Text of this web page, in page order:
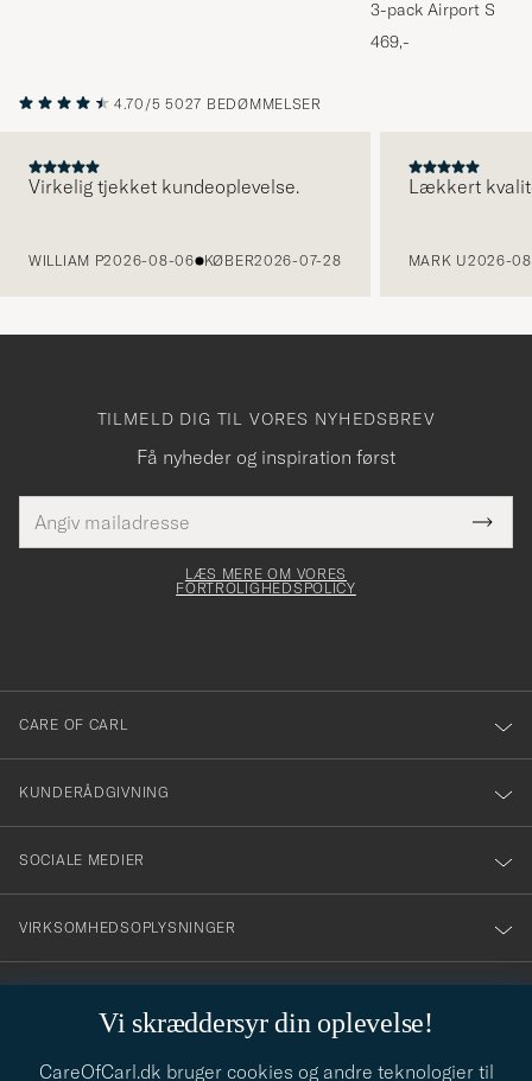
3-pack Airport
Melange
469,-
4.70/5 5027 BEDØMMELSER
Virkelig tjekket kundeoplevelse.
WILLIAM P2026-08-06 KØBER2026-07-28
Lækkert
MARK U2026-
Vi skræddersyr din oplevelse!
CareOfCarl.dk bruger cookies og andre teknologier til
TILMELD DIG TIL VORES NYHEDSBREV
Få nyheder og inspiration først
mailadresse
skal
Tack
för
dig
till
vårt
nyhetsbrev!
LÆS MERE OM VORES
FORTROLIGHEDSPOLICY
CARE OF CARL
KUNDERÅDGIVNING
SOCIALE MEDIER
VIRKSOMHEDSOPLYSNINGER
Behøver du hjælp til at finde din stil? Lad os hjælpe dig, vi hjælper